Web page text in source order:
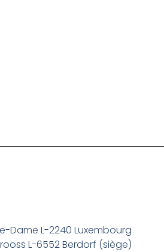
Dame L-2240 Luxembourg
L-6552 Berdorf (siège)